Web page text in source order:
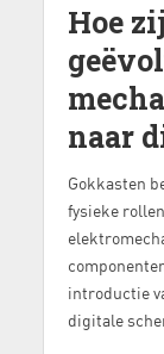
Hoe
naar
Gokkasten
fysieke
introductie
digitale